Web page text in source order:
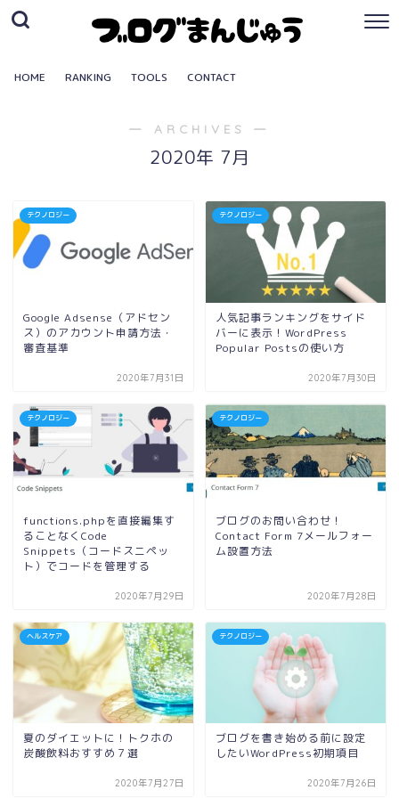
HOME RANKING TOOLS CONTACT
― ARCHIVES ―
2020年 7月
テクノロジー
Google Adsense（アドセン
ス）のアカウント申請方法・
審査基準
2020年7月31日
テクノロジー
人気記事ランキングをサイド
バーに表示！WordPress
Popular Postsの使い方
2020年7月30日
テクノロジー
functions.phpを直接編集す
ることなくCode
Snippets（コードスニペッ
ト）でコードを管理する
2020年7月29日
テクノロジー
ブログのお問い合わせ！
Contact Form 7メールフォー
ム設置方法
2020年7月28日
ヘルスケア
夏のダイエットに！トクホの
炭酸飲料おすすめ７選
2020年7月27日
テクノロジー
ブログを書き始める前に設定
したいWordPress初期項目
2020年7月26日